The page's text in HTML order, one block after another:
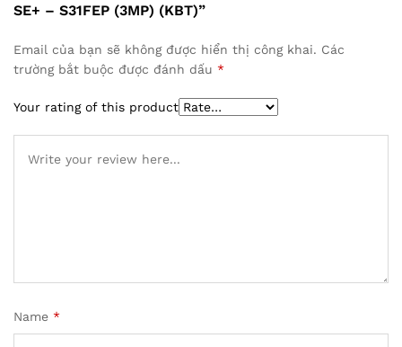
SE+ – S31FEP (3MP) (KBT)”
Email của bạn sẽ không được hiển thị công khai. Các
trường bắt buộc được đánh dấu *
Your rating of this product
Name *